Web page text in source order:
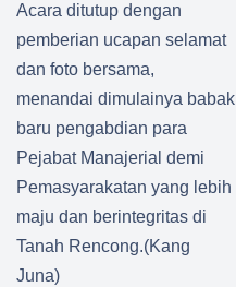
Acara ditutup dengan
pemberian ucapan selamat
dan foto bersama,
menandai dimulainya babak
baru pengabdian para
Pejabat Manajerial demi
Pemasyarakatan yang lebih
maju dan berintegritas di
Tanah Rencong.(Kang
Juna)